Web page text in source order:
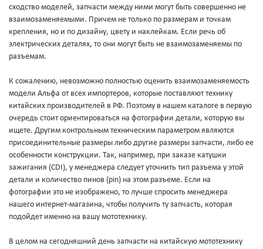
сходство моделей, запчасти между ними могут быть совершенно не
взаимозаменяемыми. Причем не только по размерам и точкам
крепления, но и по дизайну, цвету и наклейкам. Если речь об
электрических деталях, то они могут быть не взаимозаменяемы по
разъемам.
К сожалению, невозможно полностью оценить взаимозаменяемость
модели Альфа от всех импортеров, которые поставляют технику
китайских производителей в РФ. Поэтому в нашем каталоге в первую
очередь стоит ориентироваться на фотографии детали, которую вы
ищете. Другим контрольным техническим параметром являются
присоединительные размеры либо другие размеры запчасти, либо ее
особенности конструкции. Так, например, при заказе катушки
зажигания (CDI), у менеджера следует уточнить тип разъема у этой
детали и количество пинов (pin) на этом разъеме. Если на
фотографии это не изображено, то лучше спросить менеджера
нашего интернет-магазина, чтобы получить ту запчасть, которая
подойдет именно на вашу мототехнику.
В целом на сегодняшний день запчасти на китайскую мототехнику